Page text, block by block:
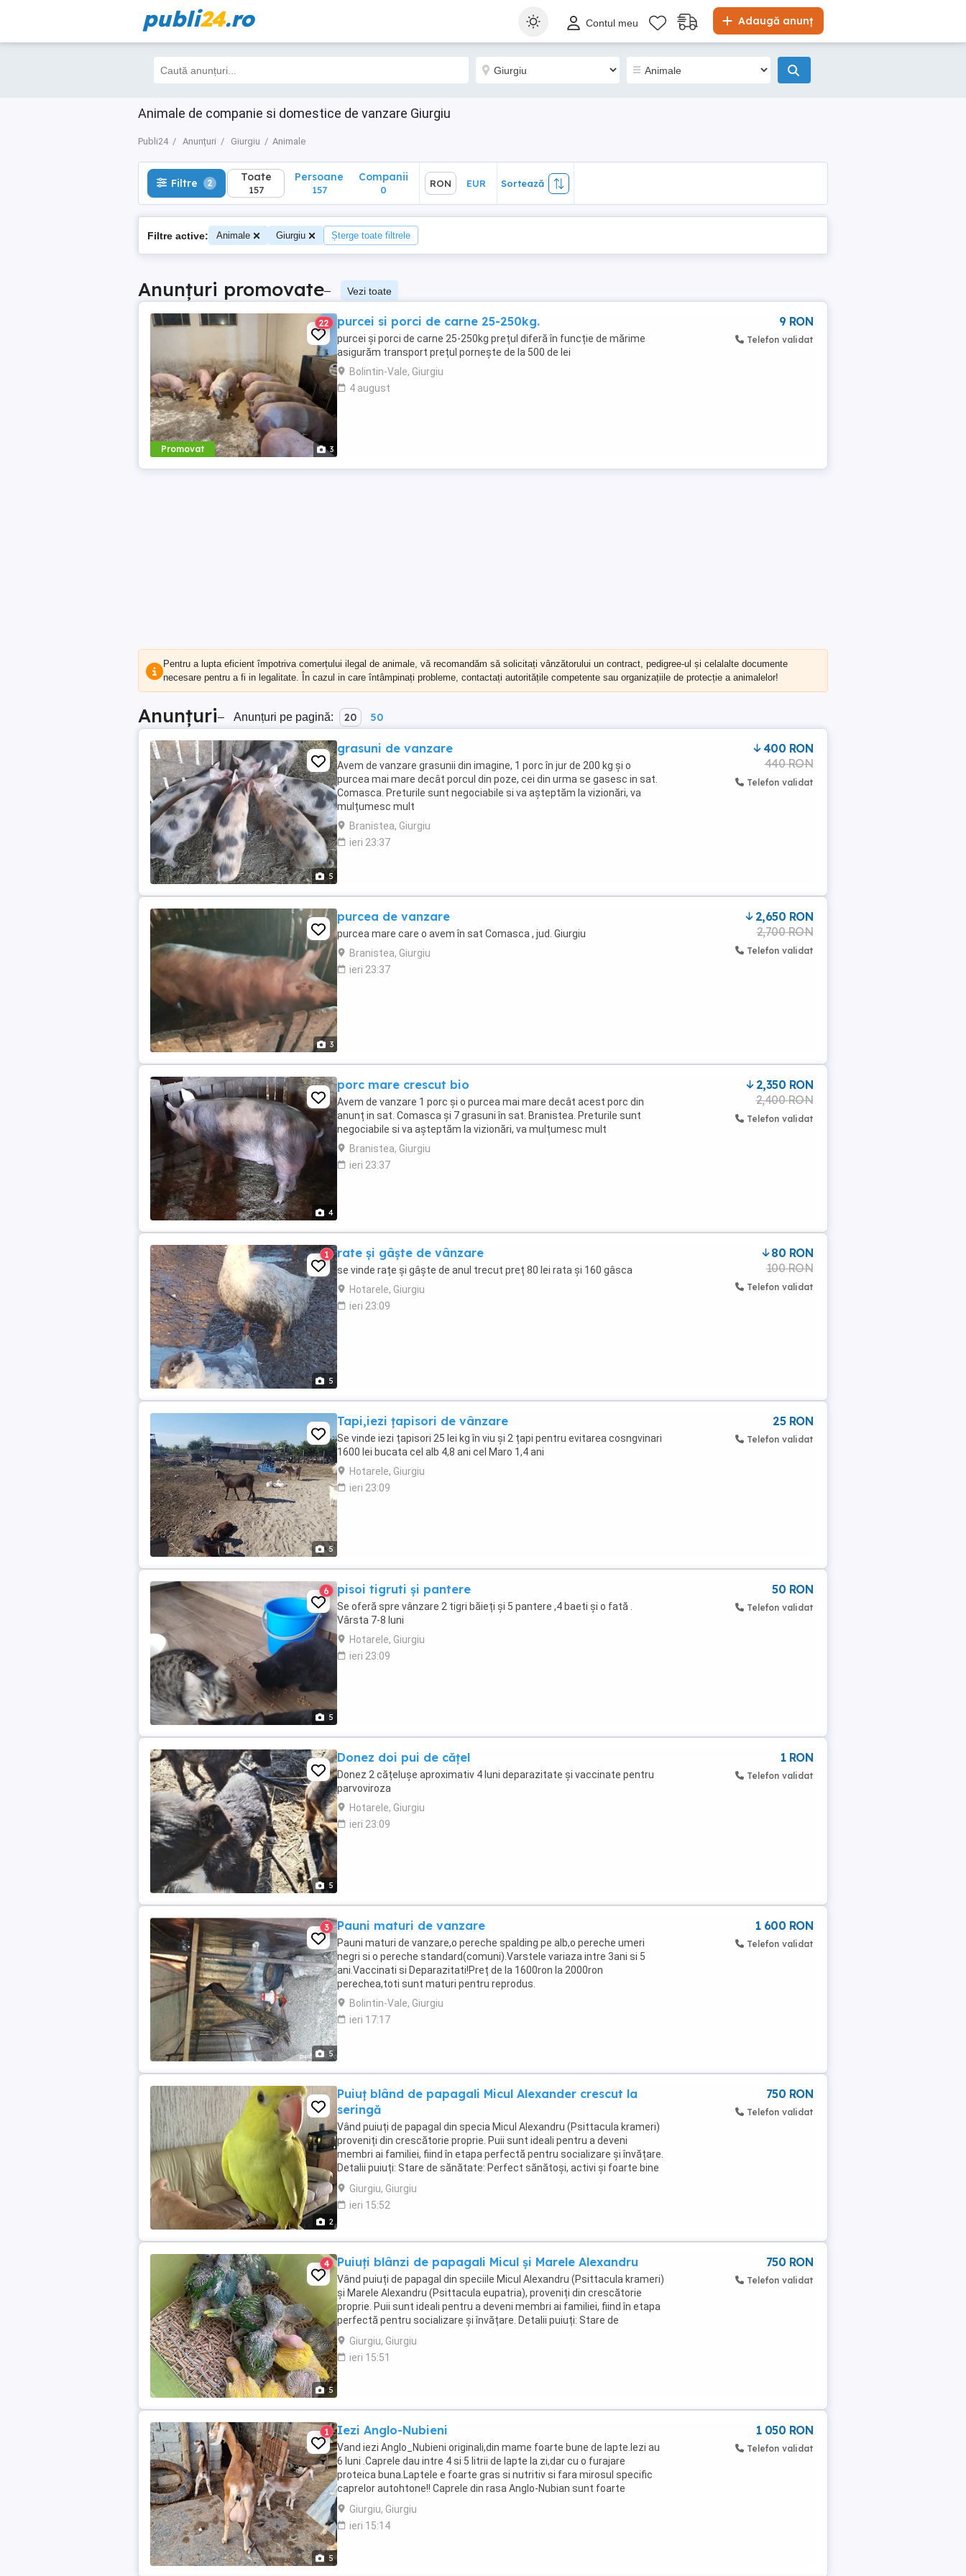
publi24.ro Adaugă anunț
Contul meu
Animale de companie si domestice de vanzare Giurgiu
Publi24 Anunțuri Giurgiu Animale
Filtre 2 Toate
157
Sortează
Filtre 2 Toate
157
Persoane
157
Companii
0
RON EUR Sortează
Filtre active: Animale Giurgiu Șterge toate filtrele
Anunțuri promovate– Vezi toate
Promovat 3
22 purcei si porci de carne 25-250kg.
purcei și porci de carne 25-250kg prețul diferă în funcție de mărime
asigurăm transport prețul pornește de la 500 de lei
Bolintin-Vale, Giurgiu
4 august
9 RON
Telefon validat
Pentru a lupta eficient împotriva comerțului ilegal de animale, vă recomandăm să solicitați vânzătorului un contract, pedigree-ul și celalalte documente
necesare pentru a fi in legalitate. În cazul in care întâmpinați probleme, contactați autoritățile competente sau organizațiile de protecție a animalelor!
Anunțuri– Anunțuri pe pagină: 20 50
5
grasuni de vanzare
Avem de vanzare grasunii din imagine, 1 porc în jur de 200 kg și o
purcea mai mare decât porcul din poze, cei din urma se gasesc in sat.
Comasca. Preturile sunt negociabile si va așteptăm la vizionări, va
mulțumesc mult
Branistea, Giurgiu
ieri 23:37
400 RON
440 RON
Telefon validat
3
purcea de vanzare
purcea mare care o avem în sat Comasca , jud. Giurgiu
Branistea, Giurgiu
ieri 23:37
2,650 RON
2,700 RON
Telefon validat
4
porc mare crescut bio
Avem de vanzare 1 porc și o purcea mai mare decât acest porc din
anunț in sat. Comasca și 7 grasuni în sat. Branistea. Preturile sunt
negociabile si va așteptăm la vizionări, va mulțumesc mult
Branistea, Giurgiu
ieri 23:37
2,350 RON
2,400 RON
Telefon validat
5
1 rate și gâște de vânzare
se vinde rațe și gâște de anul trecut preț 80 lei rata și 160 gâsca
Hotarele, Giurgiu
ieri 23:09
80 RON
100 RON
Telefon validat
5
Tapi,iezi țapisori de vânzare
Se vinde iezi țapisori 25 lei kg în viu și 2 țapi pentru evitarea cosngvinari
1600 lei bucata cel alb 4,8 ani cel Maro 1,4 ani
Hotarele, Giurgiu
ieri 23:09
25 RON
Telefon validat
5
6 pisoi tigruti și pantere
Se oferă spre vânzare 2 tigri băieți și 5 pantere ,4 baeti și o fată .
Vârsta 7-8 luni
Hotarele, Giurgiu
ieri 23:09
50 RON
Telefon validat
5
Donez doi pui de cățel
Donez 2 cățelușe aproximativ 4 luni deparazitate și vaccinate pentru
parvoviroza
Hotarele, Giurgiu
ieri 23:09
1 RON
Telefon validat
5
3 Pauni maturi de vanzare
Pauni maturi de vanzare,o pereche spalding pe alb,o pereche umeri
negri si o pereche standard(comuni).Varstele variaza intre 3ani si 5
ani.Vaccinati si Deparazitati!Preț de la 1600ron la 2000ron
perechea,toti sunt maturi pentru reprodus.
Bolintin-Vale, Giurgiu
ieri 17:17
1 600 RON
Telefon validat
2
Puiuț blând de papagali Micul Alexander crescut la
seringă
Vând puiuți de papagal din specia Micul Alexandru (Psittacula krameri)
proveniți din crescătorie proprie. Puii sunt ideali pentru a deveni
membri ai familiei, fiind în etapa perfectă pentru socializare și învățare.
Detalii puiuți: Stare de sănătate: Perfect sănătoși, activi și foarte bine
îngrijiți. Temperament: ...
Giurgiu, Giurgiu
ieri 15:52
750 RON
Telefon validat
5
4 Puiuți blânzi de papagali Micul și Marele Alexandru
Vând puiuți de papagal din speciile Micul Alexandru (Psittacula krameri)
și Marele Alexandru (Psittacula eupatria), proveniți din crescătorie
proprie. Puii sunt ideali pentru a deveni membri ai familiei, fiind în etapa
perfectă pentru socializare și învățare. Detalii puiuți: Stare de
sănătate: Perfect ...
Giurgiu, Giurgiu
ieri 15:51
750 RON
Telefon validat
5
1 Iezi Anglo-Nubieni
Vand iezi Anglo_Nubieni originali,din mame foarte bune de lapte.Iezi au
6 luni .Caprele dau intre 4 si 5 litrii de lapte la zi,dar cu o furajare
proteica buna.Laptele e foarte gras si nutritiv si fara mirosul specific
caprelor autohtone!! Caprele din rasa Anglo-Nubian sunt foarte
apreciate,pentru calitatea ...
Giurgiu, Giurgiu
ieri 15:14
1 050 RON
Telefon validat